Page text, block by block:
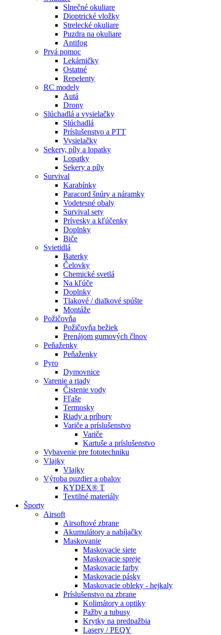
Slnečné okuliare
Dioptrické vložky
Strelecké okuliare
Puzdra na okuliare
Antifog
Prvá pomoc
Lekárničky
Ostatné
Repelenty
RC modely
Autá
Drony
Slúchadlá a vysielačky
Slúchadlá
Príslušenstvo a PTT
Vysielačky
Sekery, píly a lopatky
Lopatky
Sekery a píly
Survival
Karabínky
Paracord šnúry a náramky
Vodetesné obaly
Survival sety
Prívesky a kľúčenky
Doplnky
Biče
Svietidlá
Baterky
Čelovky
Chemické svetlá
Na kľúče
Doplnky
Tlakové / dialkové spúšte
Montáže
Požičovňa
Požičovňa bežiek
Prenájom gumových člnov
Peňaženky
Peňaženky
Pyro
Dymovnice
Varenie a riady
Čistenie vody
Fľaše
Termosky
Riady a príbory
Variče a príslušenstvo
Variče
Kartuše a príslušenstvo
Vybavenie pre fototechniku
Vlajky
Vlajky
Výroba puzdier a obalov
KYDEX® T
Textilné materiály
Športy
Airsoft
Airsoftové zbrane
Akumulátory a nabíjačky
Maskovanie
Maskovacie siete
Maskovacie spreje
Maskovacie farby
Maskovacie pásky
Maskovacie obleky - hejkaly
Príslušenstvo na zbrane
Kolimátory a optiky
Pažby a tubusy
Krytky na predpažbia
Lasery / PEQY